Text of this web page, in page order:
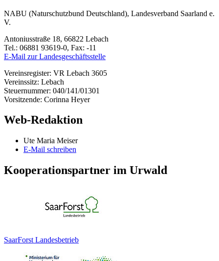
NABU (Naturschutzbund Deutschland), Landesverband Saarland e.
V.
Antoniusstraße 18, 66822 Lebach
Tel.: 06881 93619-0, Fax: -11
E-Mail zur Landesgeschäftsstelle
Vereinsregister: VR Lebach 3605
Vereinssitz: Lebach
Steuernummer: 040/141/01301
Vorsitzende: Corinna Heyer
Web-Redaktion
Ute Maria Meiser
E-Mail schreiben
Kooperationspartner im Urwald
SaarForst Landesbetrieb